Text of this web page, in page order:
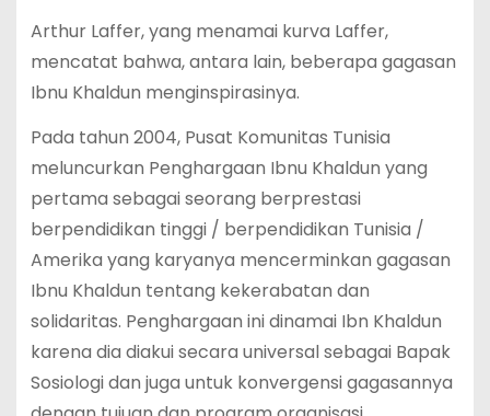
Arthur Laffer, yang menamai kurva Laffer,
mencatat bahwa, antara lain, beberapa gagasan
Ibnu Khaldun menginspirasinya.
Pada tahun 2004, Pusat Komunitas Tunisia
meluncurkan Penghargaan Ibnu Khaldun yang
pertama sebagai seorang berprestasi
berpendidikan tinggi / berpendidikan Tunisia /
Amerika yang karyanya mencerminkan gagasan
Ibnu Khaldun tentang kekerabatan dan
solidaritas. Penghargaan ini dinamai Ibn Khaldun
karena dia diakui secara universal sebagai Bapak
Sosiologi dan juga untuk konvergensi gagasannya